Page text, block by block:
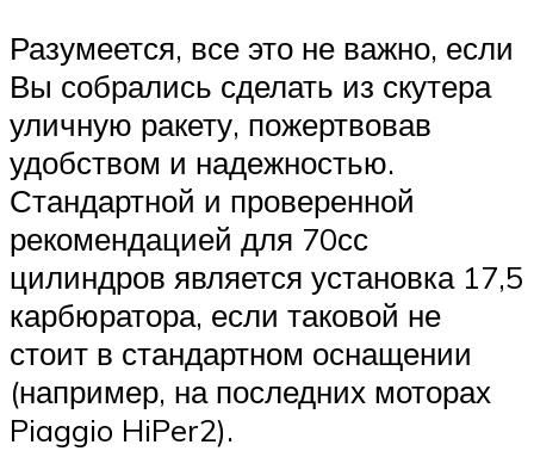
Разумеется, все это не важно, если
Вы собрались сделать из скутера
уличную ракету, пожертвовав
удобством и надежностью.
Стандартной и проверенной
рекомендацией для 70сс
цилиндров является установка 17,5
карбюратора, если таковой не
стоит в стандартном оснащении
(например, на последних моторах
Piaggio HiPer2).